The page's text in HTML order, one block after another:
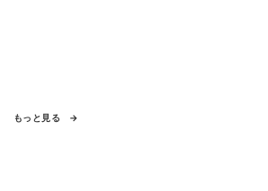
もっと見る